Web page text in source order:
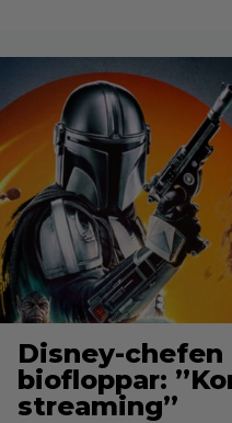
Disney-
biofloppar:
streaming”